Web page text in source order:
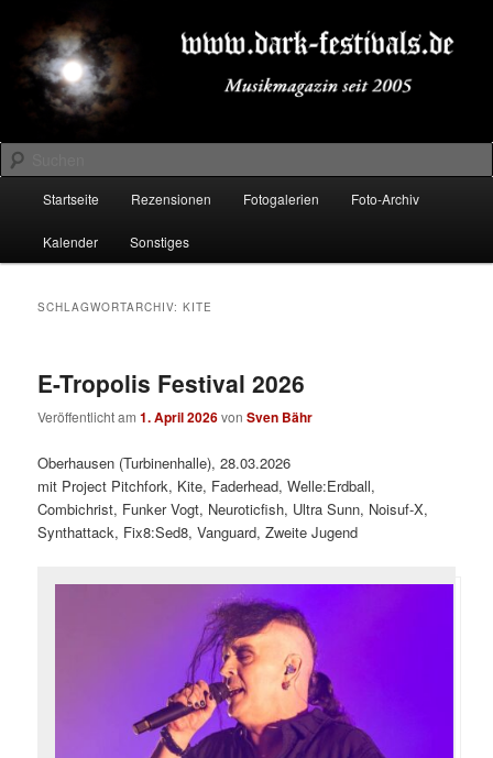
primären
Inhalt
springen
sekundären
Inhalt
springenDARK-FESTIVALS.DE
Suchen
Startseite Rezensionen Fotogalerien Foto-Archiv
Kalender Sonstiges
SCHLAGWORTARCHIV:KITE
E-Tropolis Festival 2026
Veröffentlicht am1. April 2026vonSven Bähr
Oberhausen (Turbinenhalle), 28.03.2026
mit Project Pitchfork, Kite, Faderhead, Welle:Erdball,
Combichrist, Funker Vogt, Neuroticfish, Ultra Sunn, Noisuf-X,
Synthattack, Fix8:Sed8, Vanguard, Zweite Jugend